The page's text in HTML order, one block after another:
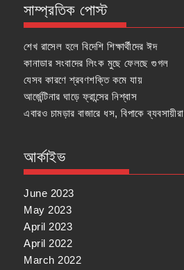
সাম্প্রতিক পোস্ট
শেখ রাসেল হলে বিদেশি শিক্ষার্থীদের ঈদ
কানাডার সংবাদের লিংক মুছে ফেলছে গুগল
যেসব কারণে শ্রবণশক্তি কমে যায়
আর্জেন্টিনার ঘাড়ে ফ্রান্সের নিশ্বাস
এবারও চামড়ার বাজারে ধস, বিপাকে ব্যবসায়ীরা
আর্কাইভ
June 2023
May 2023
April 2023
April 2022
March 2022